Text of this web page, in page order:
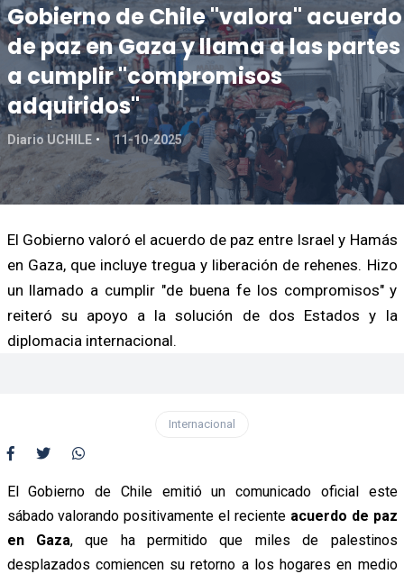
Gobierno de Chile "valora" acuerdo
de paz en Gaza y llama a las partes
a cumplir "compromisos
adquiridos"
Diario UCHILE 11-10-2025
El Gobierno valoró el acuerdo de paz entre Israel y Hamás
en Gaza, que incluye tregua y liberación de rehenes. Hizo
un llamado a cumplir "de buena fe los compromisos" y
reiteró su apoyo a la solución de dos Estados y la
diplomacia internacional.
Internacional
El Gobierno de Chile emitió un comunicado oficial este
sábado valorando positivamente el reciente acuerdo de paz
en Gaza, que ha permitido que miles de palestinos
desplazados comiencen su retorno a los hogares en medio